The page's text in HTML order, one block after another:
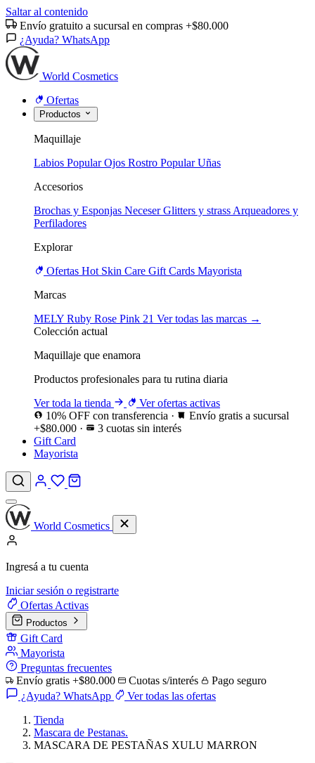
Saltar al contenido
Envío gratuito a sucursal en compras +$80.000
¿Ayuda? WhatsApp
World Cosmetics
Ofertas
Productos
Maquillaje
Labios Popular Ojos Rostro Popular Uñas
Accesorios
Brochas y Esponjas NeceserGlitters y strass Arqueadores y
Perfiladores
Explorar
Ofertas Hot Skin Care Gift Cards Mayorista
Marcas
MELY Ruby Rose Pink 21 Ver todas las marcas →
Colección actual
Maquillaje que enamora
Productos profesionales para tu rutina diaria
Ver toda la tienda
Ver ofertas activas
10% OFF con transferencia ·
Envío gratis a sucursal
+$80.000 ·
3 cuotas sin interés
Gift Card
Mayorista
World Cosmetics
Ingresá a tu cuenta
Iniciar sesión o registrarte
Ofertas Activas
Productos
Gift Card
Mayorista
Preguntas frecuentes
Envío gratis +$80.000
Cuotas s/interés
Pago seguro
¿Ayuda? WhatsApp
Ver todas las ofertas
Tienda
Mascara de Pestanas.
MASCARA DE PESTAÑAS XULU MARRON